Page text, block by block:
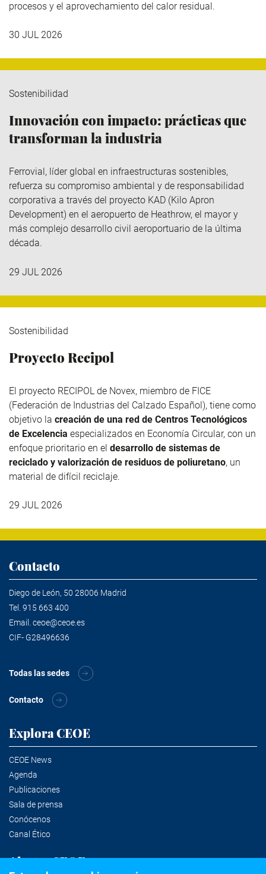
procesos y el aprovechamiento del calor residual.
30 JUL 2026
Sostenibilidad
Innovación con impacto: prácticas que
transforman la industria
Ferrovial , líder global en infraestructuras sostenibles,
refuerza su compromiso ambiental y de responsabilidad
corporativa a través del proyecto KAD (Kilo Apron
Development) en el aeropuerto de Heathrow, el mayor y
más complejo desarrollo civil aeroportuario de la última
década.
29 JUL 2026
Sostenibilidad
Proyecto Recipol
El proyecto RECIPOL de Novex, miembro de FICE
(Federación de Industrias del Calzado Español), tiene como
objetivo la creación de una red de Centros Tecnológicos
de Excelencia especializados en Economía Circular, con un
enfoque prioritario en el desarrollo de sistemas de
reciclado y valorización de residuos de poliuretano, un
material de difícil reciclaje.
29 JUL 2026
Contacto
Diego de León, 50 28006 Madrid
Tel. 915 663 400
Email. ceoe@ceoe.es
CIF- G28496636
Todas las sedes
Contacto
Explora CEOE
CEOE News
Agenda
Publicaciones
Sala de prensa
Conócenos
Canal Ético
Alertas CEOE